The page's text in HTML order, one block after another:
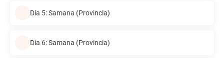
Día 5: Samana (Provincia)
Día 6: Samana (Provincia)